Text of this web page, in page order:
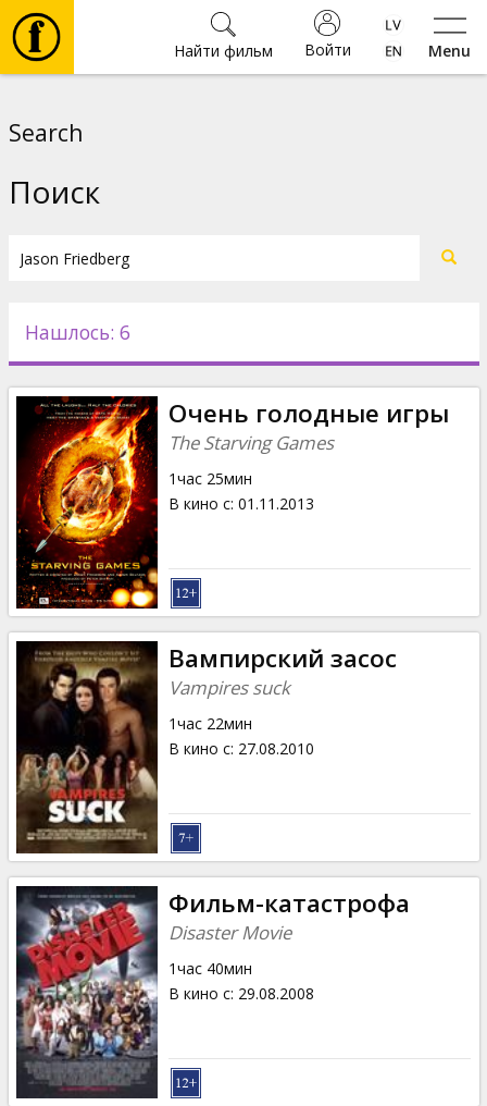
Menu
Войти
Найти фильм
Новости
Подарки
Кинозакуски
B2B
Клуб
Search
Поиск
Нашлось: 6
Очень голодные игры
The Starving Games
1час 25мин
В кино с: 01.11.2013
Вампирский засос
Vampires suck
1час 22мин
В кино с: 27.08.2010
Фильм-катастрофа
Disaster Movie
1час 40мин
В кино с: 29.08.2008